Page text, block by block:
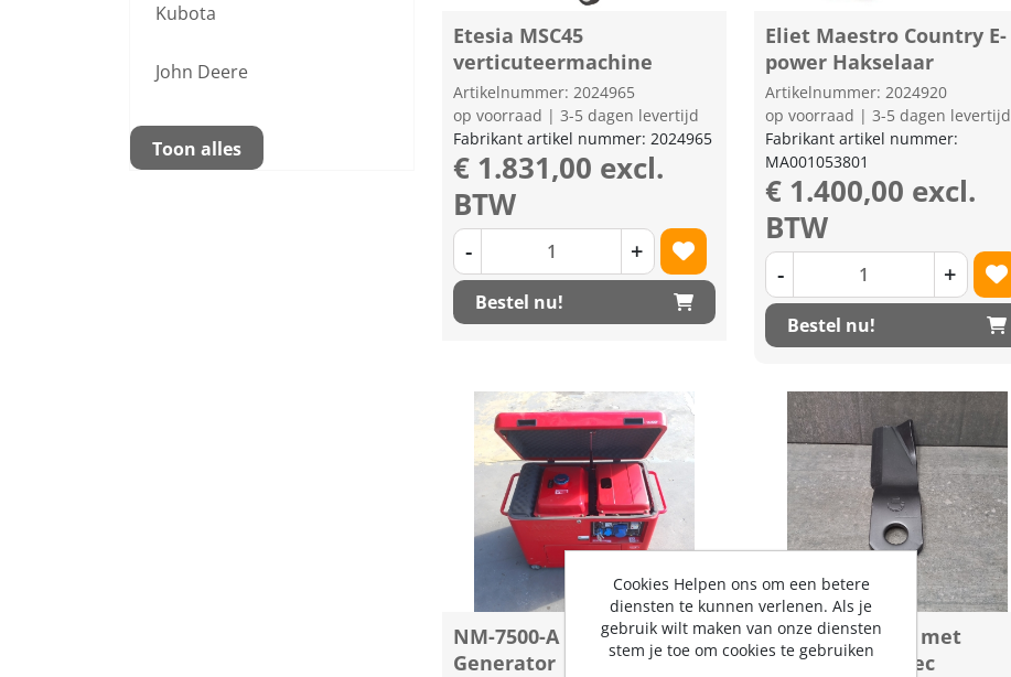
Kubota
John Deere
Toon alles
Etesia MSC45
verticuteermachine
Artikelnummer: 2024965
op voorraad | 3-5 dagen levertijd
Fabrikant artikel nummer: 2024965
€ 1.831,00 excl.
BTW
- +
Bestel nu!
Eliet Maestro Country E-
power Hakselaar
Artikelnummer: 2024920
op voorraad | 3-5 dagen levertijd
Fabrikant artikel nummer:
MA001053801
€ 1.400,00 excl.
BTW
- +
Bestel nu!
NM-7500-A Diesel
Generator
Standaard mes met
vleugel Greentec
Cookies Helpen ons om een betere
diensten te kunnen verlenen. Als je
gebruik wilt maken van onze diensten
stem je toe om cookies te gebruiken